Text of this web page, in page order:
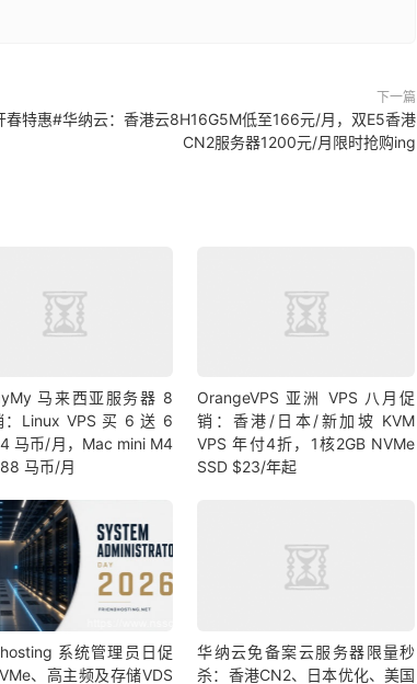
下一篇
春特惠#华纳云：香港云8H16G5M低至166元/月，双E5香港
CN2服务器1200元/月限时抢购ing
马来西亚服务器 8
：Linux VPS 买 6 送 6
马币/月，Mac mini M4
马币/月
OrangeVPS 亚洲 VPS 八月促
销：香港/日本/新加坡 KVM
VPS 年付4折，1核2GB NVMe
SSD $23/年起
系统管理员日促
、高主频及存储VDS
华纳云免备案云服务器限量秒
杀：香港CN2、日本优化、美国